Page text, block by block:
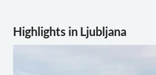
Highlights in Ljubljana